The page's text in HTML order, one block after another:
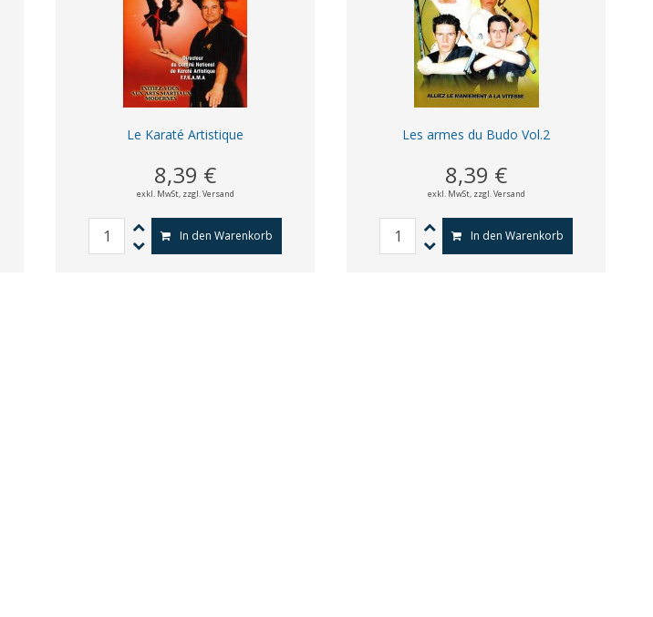
Le Karaté Artistique
8,39 €
exkl. MwSt, zzgl. Versand
In den Warenkorb
Les armes du Budo Vol.2
8,39 €
exkl. MwSt, zzgl. Versand
In den Warenkorb